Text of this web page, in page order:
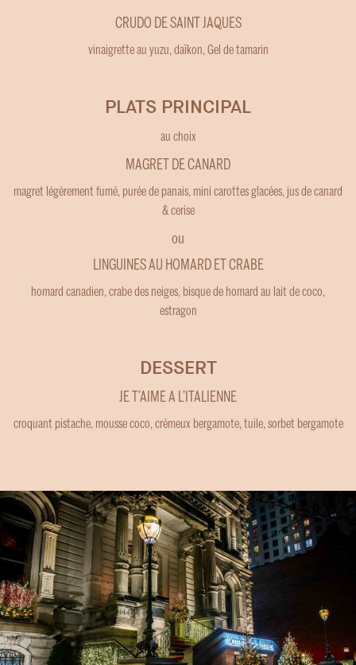
CRUDO DE SAINT JAQUES
vinaigrette au yuzu, daïkon, Gel de tamarin
PLATS PRINCIPAL
au choix
MAGRET DE CANARD
magret légèrement fumé, purée de panais, mini carottes glacées, jus de canard
& cerise
ou
LINGUINES AU HOMARD ET CRABE
homard canadien, crabe des neiges, bisque de homard au lait de coco,
estragon
DESSERT
JE T’AIME A L’ITALIENNE
croquant pistache, mousse coco, crémeux bergamote, tuile, sorbet bergamote